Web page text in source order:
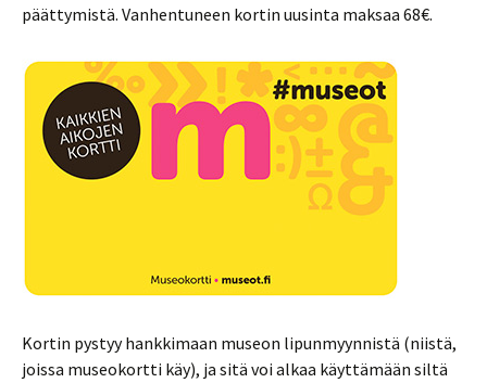
päättymistä. Vanhentuneen kortin uusinta maksaa 68€.
Kortin pystyy hankkimaan museon lipunmyynnistä (niistä,
joissa museokortti käy), ja sitä voi alkaa käyttämään siltä